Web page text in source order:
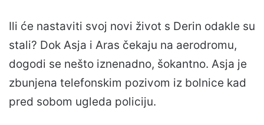
Ili će nastaviti svoj novi život s Derin odakle su
stali? Dok Asja i Aras čekaju na aerodromu,
dogodi se nešto iznenadno, šokantno. Asja je
zbunjena telefonskim pozivom iz bolnice kad
pred sobom ugleda policiju.